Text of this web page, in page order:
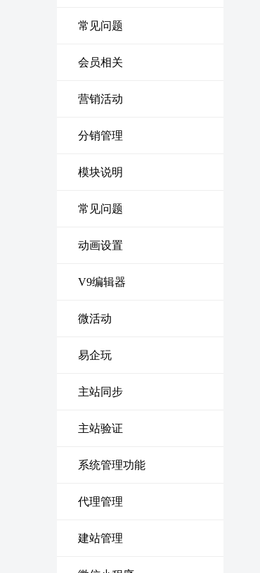
常见问题
会员相关
营销活动
分销管理
模块说明
常见问题
动画设置
V9编辑器
微活动
易企玩
主站同步
主站验证
系统管理功能
代理管理
建站管理